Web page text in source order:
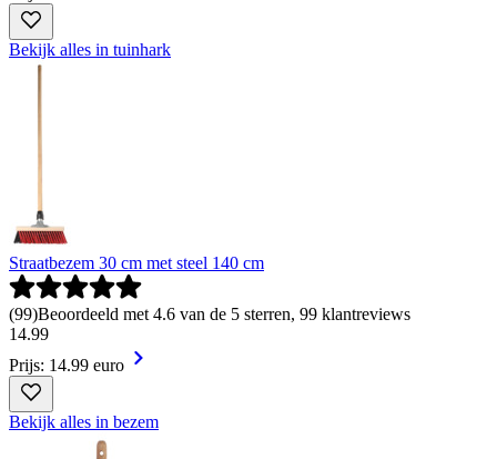
Bekijk alles in tuinhark
Straatbezem 30 cm met steel 140 cm
(99)Beoordeeld met 4.6 van de 5 sterren, 99 klantreviews
14.99
Prijs: 14.99 euro
Bekijk alles in bezem